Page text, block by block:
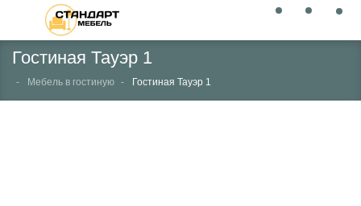
Гостиная Тауэр 1
Мебель в гостиную Гостиная Тауэр 1